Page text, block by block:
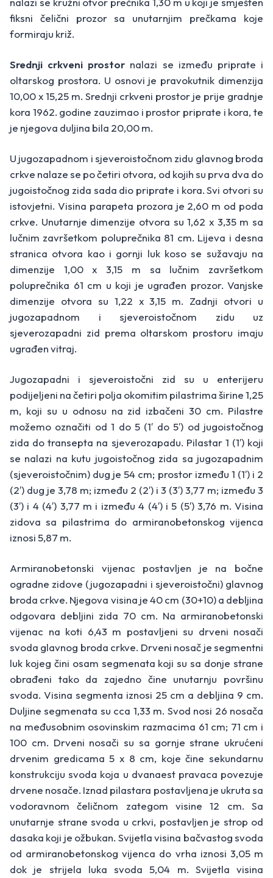
fiksni čelični prozor sa unutarnjim prečkama koje
formiraju križ.
Srednji crkveni prostor nalazi se između priprate i
oltarskog prostora. U osnovi je pravokutnik dimenzija
10,00 x 15,25 m. Srednji crkveni prostor je prije gradnje
kora 1962. godine zauzimao i prostor priprate i kora, te
je njegova duljina bila 20,00 m.
U jugozapadnom i sjeveroistočnom zidu glavnog broda
crkve nalaze se po četiri otvora, od kojih su prva dva do
jugoistočnog zida sada dio priprate i kora. Svi otvori su
istovjetni. Visina parapeta prozora je 2,60 m od poda
crkve. Unutarnje dimenzije otvora su 1,62 x 3,35 m sa
lučnim završetkom poluprečnika 81 cm. Lijeva i desna
stranica otvora kao i gornji luk koso se sužavaju na
dimenzije 1,00 x 3,15 m sa lučnim završetkom
poluprečnika 61 cm u koji je ugrađen prozor. Vanjske
dimenzije otvora su 1,22 x 3,15 m. Zadnji otvori u
jugozapadnom i sjeveroistočnom zidu uz
sjeverozapadni zid prema oltarskom prostoru imaju
ugrađen vitraj.
Jugozapadni i sjeveroistočni zid su u enterijeru
podijeljeni na četiri polja okomitim pilastrima širine 1,25
m, koji su u odnosu na zid izbačeni 30 cm. Pilastre
možemo označiti od 1 do 5 (1′ do 5′) od jugoistočnog
zida do transepta na sjeverozapadu. Pilastar 1 (1′) koji
se nalazi na kutu jugoistočnog zida sa jugozapadnim
(sjeveroistočnim) dug je 54 cm; prostor između 1 (1′) i 2
(2′) dug je 3,78 m; između 2 (2′) i 3 (3′) 3,77 m; između 3
(3′) i 4 (4′) 3,77 m i između 4 (4′) i 5 (5′) 3,76 m. Visina
zidova sa pilastrima do armiranobetonskog vijenca
iznosi 5,87 m.
Armiranobetonski vijenac postavljen je na bočne
ogradne zidove (jugozapadni i sjeveroistočni) glavnog
broda crkve. Njegova visina je 40 cm (30+10) a debljina
odgovara debljini zida 70 cm. Na armiranobetonski
vijenac na koti 6,43 m postavljeni su drveni nosači
svoda glavnog broda crkve. Drveni nosač je segmentni
luk kojeg čini osam segmenata koji su sa donje strane
obrađeni tako da zajedno čine unutarnju površinu
svoda. Visina segmenta iznosi 25 cm a debljina 9 cm.
Duljine segmenata su cca 1,33 m. Svod nosi 26 nosača
na međusobnim osovinskim razmacima 61 cm; 71 cm i
100 cm. Drveni nosači su sa gornje strane ukrućeni
drvenim gredicama 5 x 8 cm, koje čine sekundarnu
konstrukciju svoda koja u dvanaest pravaca povezuje
drvene nosače. Iznad pilastara postavljena je ukruta sa
vodoravnom čeličnom zategom visine 12 cm. Sa
unutarnje strane svoda u crkvi, postavljen je strop od
dasaka koji je ožbukan. Svijetla visina bačvastog svoda
od armiranobetonskog vijenca do vrha iznosi 3,05 m
dok je strijela luka svoda 5,04 m. Svijetla visina